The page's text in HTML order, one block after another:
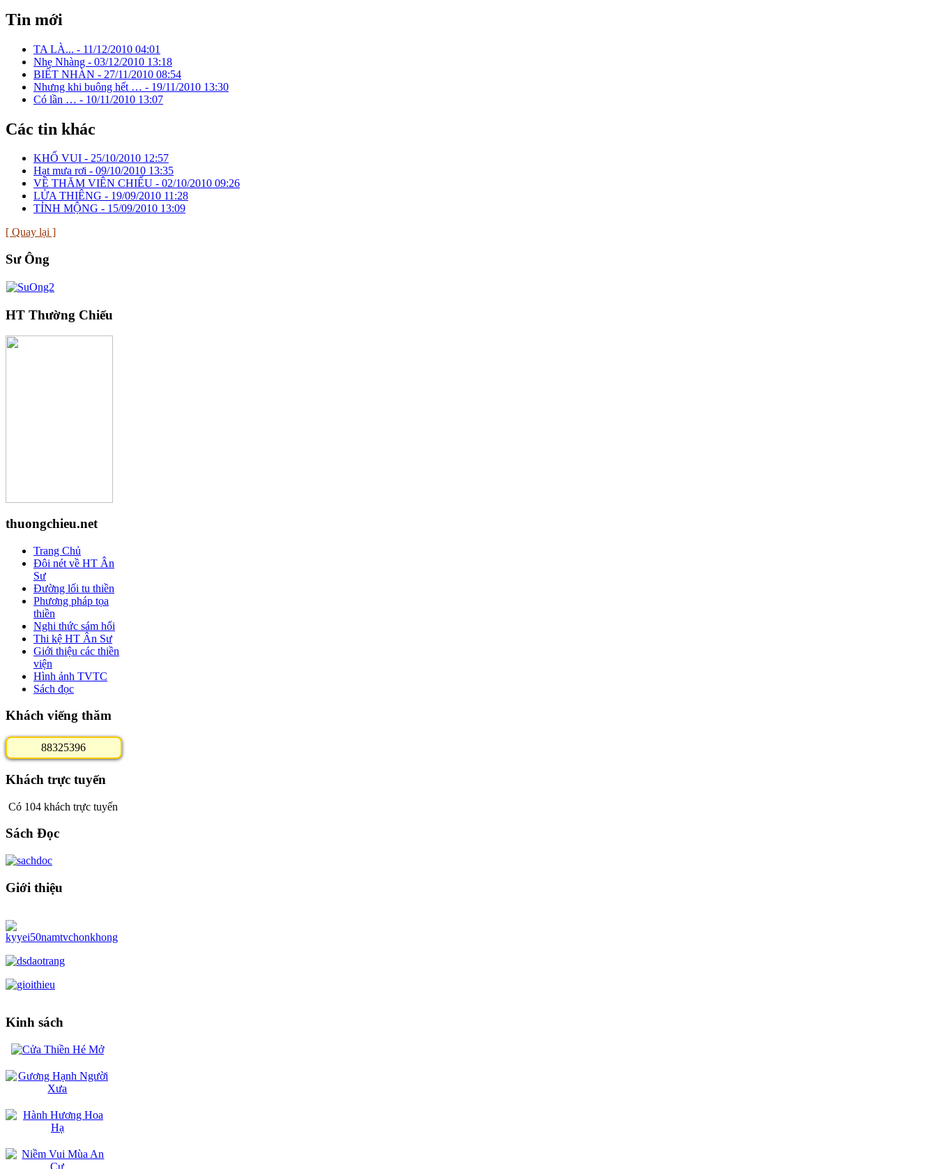
Tin mới
TA LÀ... - 11/12/2010 04:01
Nhẹ Nhàng - 03/12/2010 13:18
BIẾT NHÀN - 27/11/2010 08:54
Nhưng khi buông hết … - 19/11/2010 13:30
Có lần … - 10/11/2010 13:07
Các tin khác
KHỔ VUI - 25/10/2010 12:57
Hạt mưa rơi - 09/10/2010 13:35
VỀ THĂM VIÊN CHIẾU - 02/10/2010 09:26
LỬA THIÊNG - 19/09/2010 11:28
TỈNH MỘNG - 15/09/2010 13:09
[ Quay lại ]
Sư Ông
HT Thường Chiếu
thuongchieu.net
Trang Chủ
Đôi nét về HT Ân
Sư
Đường lối tu thiền
Phương pháp tọa
thiền
Nghi thức sám hối
Thi kệ HT Ân Sư
Giới thiệu các thiền
viện
Hình ảnh TVTC
Sách đọc
Khách viếng thăm
88325396
Khách trực tuyến
Có 104 khách trực tuyến
Sách Đọc
Giới thiệu
Kinh sách